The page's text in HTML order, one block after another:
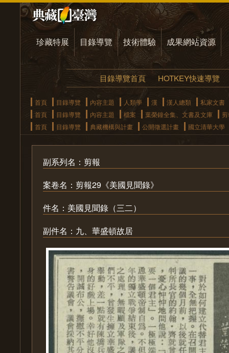
珍藏特展 目錄導覽 技術體驗 成果網站資源
目錄導覽首頁 HOTKEY快速導覽
首頁 目錄導覽 內容主題 人類學 漢 漢人總類
私家文書
首頁
目錄導覽 內容主題 檔案 葉榮鐘全集、文書及文庫
首頁
目錄導覽 典藏機構與計畫 公開徵選計畫 國立清華大學
副系列名：剪報
案卷名：剪報29《美國見聞錄》
件名：美國見聞錄（三二）
副件名：九、華盛頓故居